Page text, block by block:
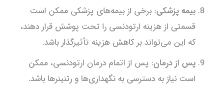
بیمه پزشکی: برخی از بیمه‌های پزشکی ممکن است
قسمتی از هزینه ارتودنسی را تحت پوشش قرار دهند،
که این می‌تواند بر کاهش هزینه تأثیرگذار باشد.
پس از درمان: پس از اتمام درمان ارتودنسی، ممکن
است نیاز به دسترسی به نگهداری‌ها و رتنینرها باشد.